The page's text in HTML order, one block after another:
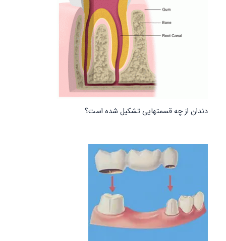
دندان از چه قسمتهایی تشکیل شده است؟